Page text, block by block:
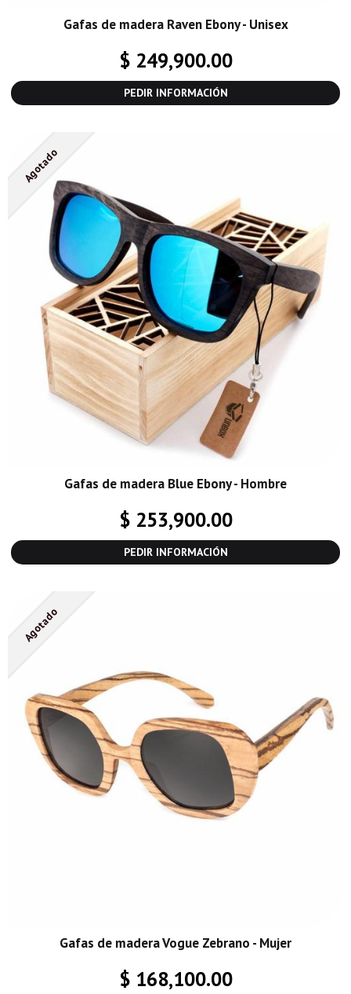
Gafas de madera Raven Ebony - Unisex
$ 249,900.00
PEDIR INFORMACIÓN
Agotado
Gafas de madera Blue Ebony - Hombre
$ 253,900.00
PEDIR INFORMACIÓN
Agotado
Gafas de madera Vogue Zebrano - Mujer
$ 168,100.00